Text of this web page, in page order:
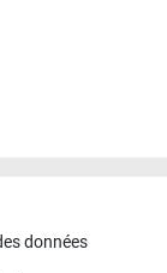
données